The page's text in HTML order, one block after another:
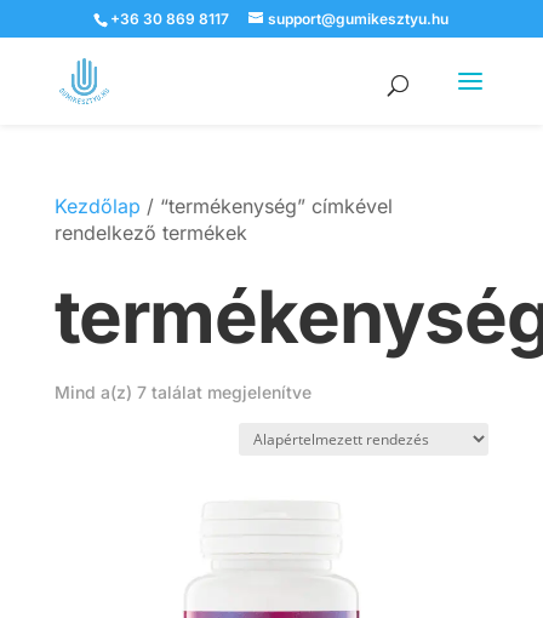
+36 30 869 8117 support@gumikesztyu.hu
Products
search
Kezdőlap / “termékenység” címkével
rendelkező termékek
Mind a(z) 7 találat megjelenítve